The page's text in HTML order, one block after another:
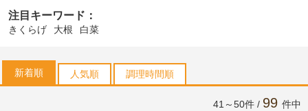
注目キーワード：
きくらげ 大根 白菜
新着順 人気順 調理時間順
41～50件 / 99 件中